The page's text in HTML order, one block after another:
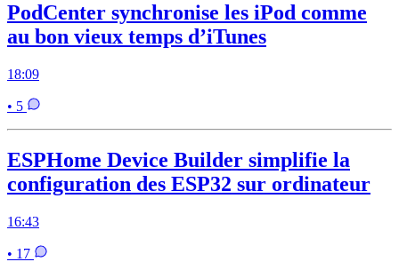
PodCenter synchronise les iPod comme
au bon vieux temps d’iTunes
18:09
• 5
ESPHome Device Builder simplifie la
configuration des ESP32 sur ordinateur
16:43
• 17